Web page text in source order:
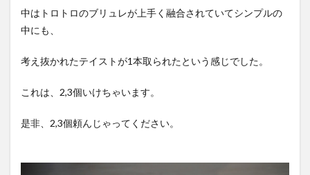
中はトロトロのブリュレが上手く融合されていてシンプルの
中にも、
考え抜かれたテイストが1本取られたという感じでした。
これは、2,3個いけちゃいます。
是非、2,3個頼んじゃってください。